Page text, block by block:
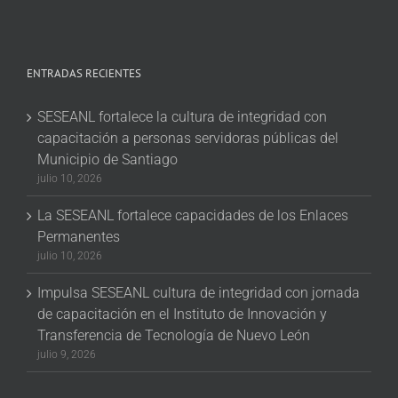
ENTRADAS RECIENTES
SESEANL fortalece la cultura de integridad con
capacitación a personas servidoras públicas del
Municipio de Santiago
julio 10, 2026
La SESEANL fortalece capacidades de los Enlaces
Permanentes
julio 10, 2026
Impulsa SESEANL cultura de integridad con jornada
de capacitación en el Instituto de Innovación y
Transferencia de Tecnología de Nuevo León
julio 9, 2026